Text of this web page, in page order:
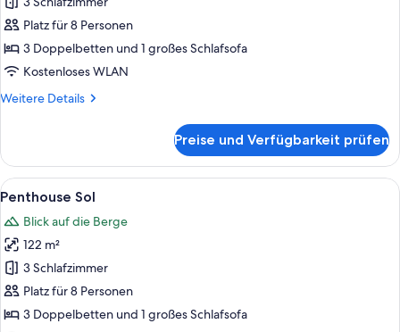
anzeigen
Platz für 8 Personen
3 Doppelbetten und 1 großes Schlafsofa
Kostenloses WLAN
Weitere Details
Weitere
Saturn
Preise und Verfügbarkeit prüfen
Alle
Fotos
für
Penthouse
Sol
anzeigen
Eine moderne Loftwohnung mit
9
Penthouse Sol
Blick auf die Berge
122 m²
3 Schlafzimmer
Platz für 8 Personen
3 Doppelbetten und 1 großes Schlafsofa